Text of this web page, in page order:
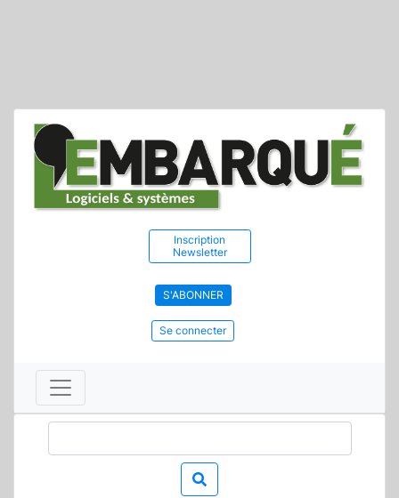
Inscription
Newsletter
S'ABONNER
Se connecter